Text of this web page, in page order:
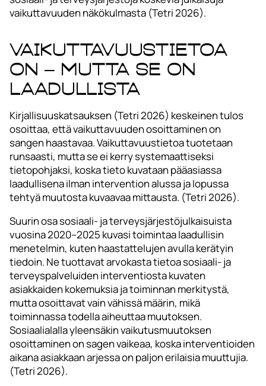
vaikuttavuuden näkökulmasta (Tetri 2026).
Vaikuttavuustietoa
on – mutta se on
laadullista
Kirjallisuuskatsauksen (Tetri 2026) keskeinen tulos
osoittaa, että vaikuttavuuden osoittaminen on
sangen haastavaa. Vaikuttavuustietoa tuotetaan
runsaasti, mutta se ei kerry systemaattiseksi
tietopohjaksi, koska tieto kuvataan pääasiassa
laadullisena ilman intervention alussa ja lopussa
tehtyä muutosta kuvaavaa mittausta. (Tetri 2026).
Suurin osa sosiaali- ja terveysjärjestöjulkaisuista
vuosina 2020–2025 kuvasi toimintaa laadullisin
menetelmin, kuten haastattelujen avulla kerätyin
tiedoin. Ne tuottavat arvokasta tietoa sosiaali- ja
terveyspalveluiden interventiosta kuvaten
asiakkaiden kokemuksia ja toiminnan merkitystä,
mutta osoittavat vain vähissä määrin, mikä
toiminnassa todella aiheuttaa muutoksen.
Sosiaalialalla yleensäkin vaikutusmuutoksen
osoittaminen on sagen vaikeaa, koska interventioiden
aikana asiakkaan arjessa on paljon erilaisia muuttujia.
(Tetri 2026).